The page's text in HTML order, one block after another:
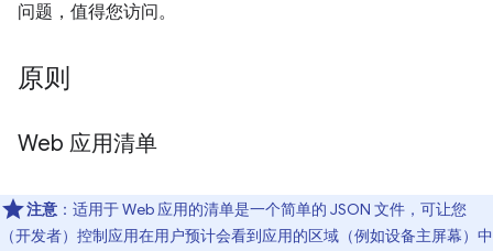
问题，值得您访问。
原则
Web 应用清单
注意 ：适用于 Web 应用的清单是一个简单的 JSON 文件，可让您
（开发者）控制应用在用户预计会看到应用的区域（例如设备主屏幕）中